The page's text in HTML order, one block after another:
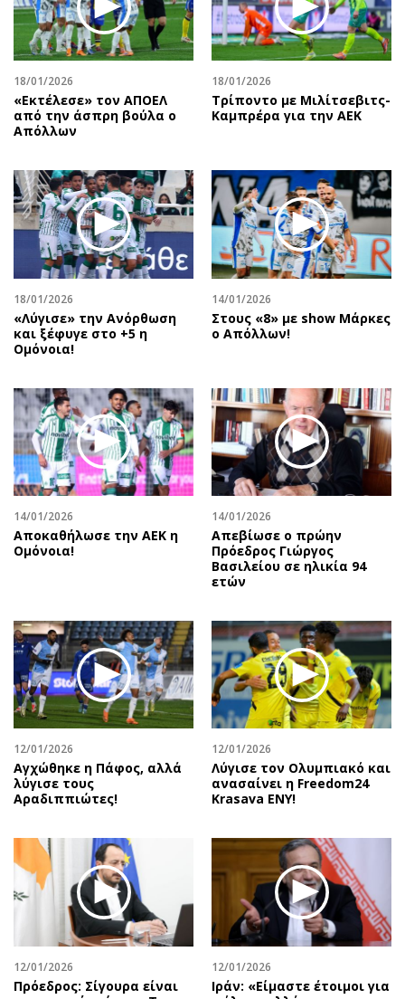
Επιχειρήσεις
Αγορές
Money Review
AstroBank Properties
Trends
Ενέργεια
Ναυτιλία
Περιβάλλον
Ελλάδα
Κόσμος
Παράξενα
Πολιτισμός
Σινεμά
Θέατρο-Χορός
Εικαστικά
Βιβλίο
Χειρόγραφα
Γενικά
Αναδρομές
Πρόσωπα
Περιβάλλον
Good Life
Showbiz
Ταξίδια
Συνταγές
Έξοδος
Media
Εκπομπές
Wine routes
Προσφορές
Προσωπικότητες στην ''Κ''
Επιστολές
18/01/2026
«Εκτέλεσε» τον ΑΠΟΕΛ
από την άσπρη βούλα ο
Απόλλων
18/01/2026
Τρίποντο με Μιλίτσεβιτς-
Καμπρέρα για την ΑΕΚ
18/01/2026
«Λύγισε» την Ανόρθωση
και ξέφυγε στο +5 η
Ομόνοια!
14/01/2026
Στους «8» με show Μάρκες
ο Απόλλων!
14/01/2026
Αποκαθήλωσε την ΑΕΚ η
Ομόνοια!
14/01/2026
Απεβίωσε ο πρώην
Πρόεδρος Γιώργος
Βασιλείου σε ηλικία 94
ετών
12/01/2026
Αγχώθηκε η Πάφος, αλλά
λύγισε τους
Αραδιππιώτες!
12/01/2026
Λύγισε τον Ολυμπιακό και
ανασαίνει η Freedom24
Krasava ENY!
12/01/2026
Πρόεδρος: Σίγουρα είναι
12/01/2026
Ιράν: «Είμαστε έτοιμοι για